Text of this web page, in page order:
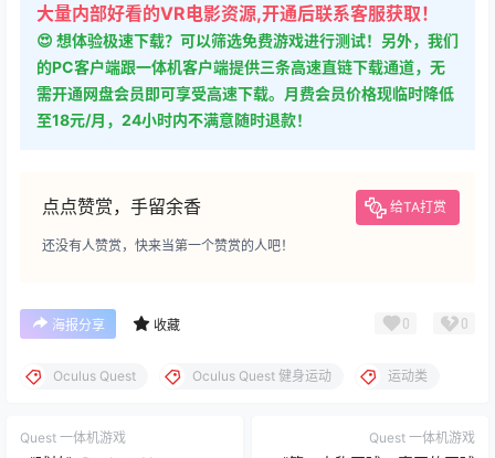
大量内部好看的VR电影资源,开通后联系客服获取！
😍 想体验极速下载？可以筛选免费游戏进行测试！另外，我们
的PC客户端跟一体机客户端提供三条高速直链下载通道，无
需开通网盘会员即可享受高速下载。月费会员价格现临时降低
至18元/月，24小时内不满意随时退款！
点点赞赏，手留余香 给TA打赏
还没有人赞赏，快来当第一个赞赏的人吧！
海报分享 收藏 0 0
Oculus Quest Oculus Quest 健身运动 运动类
Quest 一体机游戏 Quest 一体机游戏